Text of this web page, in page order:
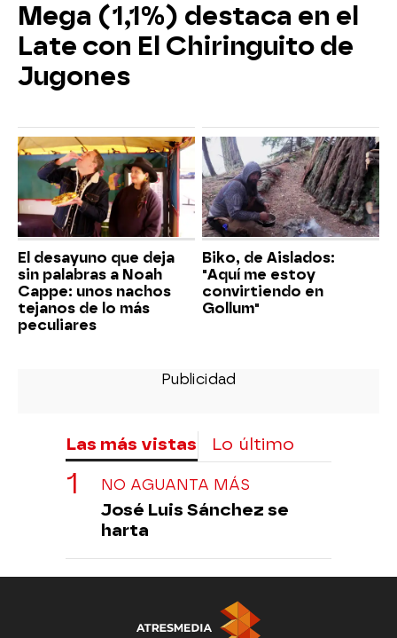
Mega (1,1%) destaca en el
Late con El Chiringuito de
Jugones
El desayuno que deja
sin palabras a Noah
Cappe: unos nachos
tejanos de lo más
peculiares
Biko, de Aislados:
"Aquí me estoy
convirtiendo en
Gollum"
Las más vistas Lo último
NO AGUANTA MÁS
José Luis Sánchez se
harta